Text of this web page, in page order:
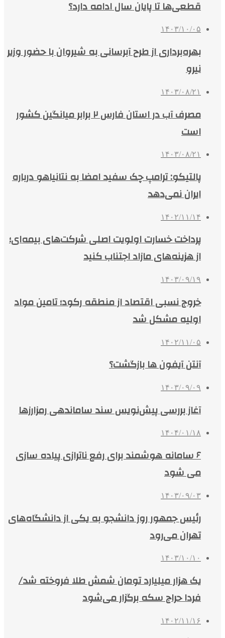
قطعی‌ها تا پایان سال ادامه دارد؟
۱۴۰۳/۱۰/۰۵
بهره‌برداری از طرح آبرسانی به شیروان با حضور وزیر
نیرو
۱۴۰۳/۰۸/۲۱
مصرف آب در استان فارس ۲ برابر میانگین کشور
است
۱۴۰۳/۰۸/۲۱
پالتیکو: ترامپ چک سفید امضا به نتانیاهو درباره
ایران نمی‌دهد
۱۴۰۲/۱۱/۱۴
پرداخت خسارت اولویت اصلی شرکت‌های بیمه‌ای؛
از هزینه‌های مازاد اجتناب کنید
۱۴۰۳/۰۹/۱۹
خروج نسبی اقتصاد از منطقه رکود؛ تامین مواد
اولیه مشکل شد
۱۴۰۲/۱۱/۰۵
آنتن آیفون ها بازگشت؟
۱۴۰۳/۰۹/۰۹
آغاز بررسی پیش‌نویس سند ساماندهی رمزارزها
۱۴۰۴/۰۱/۱۸
۶ سامانه هوشمند برای رفع ناترازی پیاده سازی
می شود
۱۴۰۳/۰۹/۰۳
رئیس جمهور روز دانشجو به یکی از دانشگاه‌های
تهران می‌رود
۱۴۰۳/۱۰/۱۰
یک هزار میلیارد تومان شمش طلا فروخته شد/
فردا حراج سکه برگزار می‌شود
۱۴۰۲/۱۱/۱۶